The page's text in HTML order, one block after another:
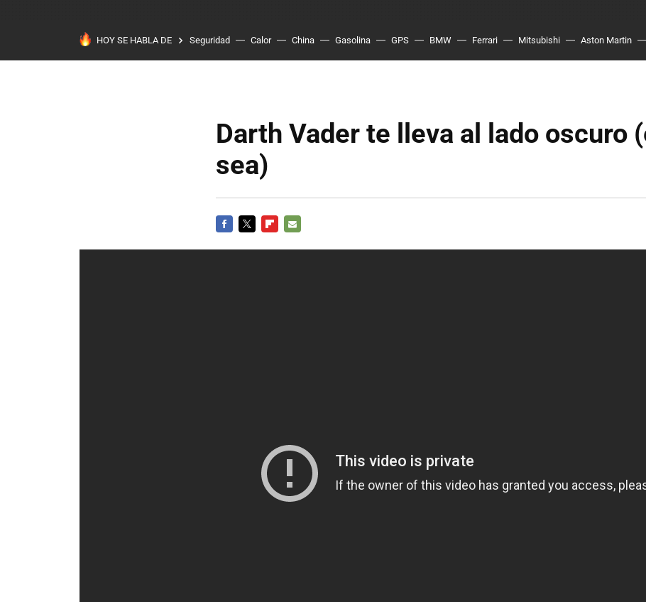
HOY SE HABLA DE Seguridad Calor China Gasolina GPS BMW Ferrari Mitsubishi Aston Martin
Darth Vader te lleva al lado oscuro
sea)